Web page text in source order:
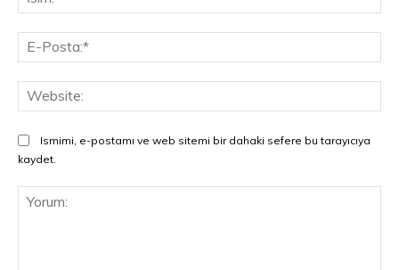
Ismimi, e-postamı ve web sitemi bir dahaki sefere bu tarayıcıya
kaydet.